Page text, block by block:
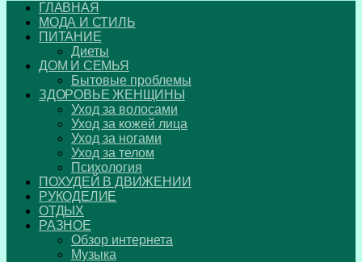
ГЛАВНАЯ
МОДА И СТИЛЬ
ПИТАНИЕ
Диеты
ДОМ И СЕМЬЯ
Бытовые проблемы
ЗДОРОВЬЕ ЖЕНЩИНЫ
Уход за волосами
Уход за кожей лица
Уход за ногами
Уход за телом
Психология
ПОХУДЕЙ В ДВИЖЕНИИ
РУКОДЕЛИЕ
ОТДЫХ
РАЗНОЕ
Обзор интернета
Музыка